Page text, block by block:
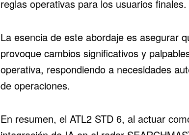
reglas operativas para los usuarios finales.
La esencia de este abordaje es asegurar
provoque cambios significativos y
operativa, respondiendo a necesidades
de operaciones.
En resumen, el ATL2 STD 6, al actuar